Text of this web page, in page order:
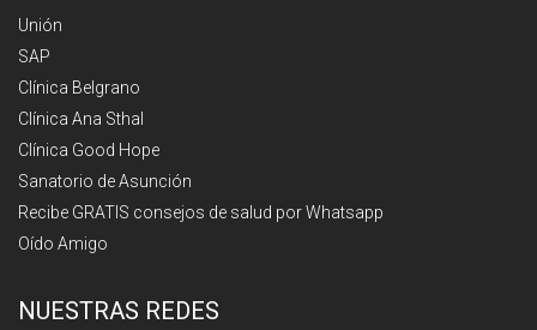
Unión
SAP
Clínica Belgrano
Clínica Ana Sthal
Clínica Good Hope
Sanatorio de Asunción
Recibe GRATIS consejos de salud por Whatsapp
Oído Amigo
NUESTRAS REDES